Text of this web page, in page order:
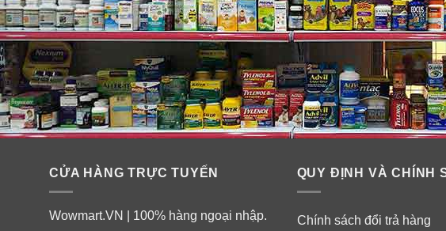
CỬA HÀNG TRỰC TUYẾN
Wowmart.VN | 100% hàng ngoại nhập.
QUY ĐỊNH VÀ CHÍNH
Chính sách đổi trả hàng